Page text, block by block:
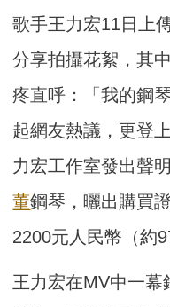
歌手王力宏11日上
分享拍攝花絮，其
疼直呼：「我的鋼
起網友熱議，更登
力宏工作室發出聲
董鋼琴，曬出購買
2200元人民幣（約
王力宏在MV中一幕